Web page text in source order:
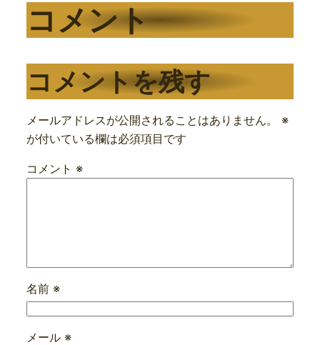
コメント
コメントを残す
メールアドレスが公開されることはありません。
※
が付いている欄は必須項目です
コメント ※
名前 ※
メール ※